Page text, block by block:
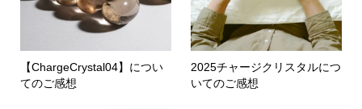
【ChargeCrystal04】につい
てのご感想
2025チャージクリスタルにつ
いてのご感想